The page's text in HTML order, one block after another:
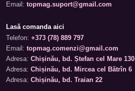
Email: topmag.suport@gmail.com
Lasă comanda aici
Telefon: +373 (78) 889 797
Email: topmag.comenzi@gmail.com
Adresa: Chișinău, bd. Ștefan cel Mare 130
Adresa: Chișinău, bd. Mircea cel Bătrîn 6
Adresa: Chișinău, bd. Traian 22